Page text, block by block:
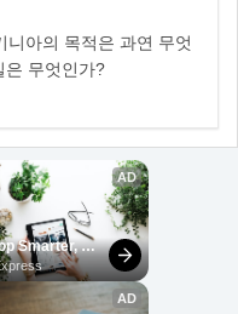
니아의 목적은 과연 무엇
은 무엇인가?